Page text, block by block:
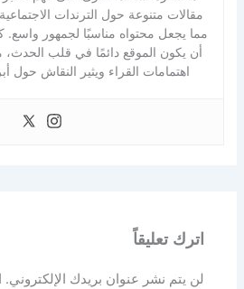
مقالات متنوعة حول الترندات الاجتماعية
مما يجعل محتواه مناسبًا لجمهور
أن يكون الموقع دائمًا في قلب
اهتمامات القراء ويثير النقاش حول
اترك تعليقاً
لن يتم نشر عنوان بريدك الإلكتروني.